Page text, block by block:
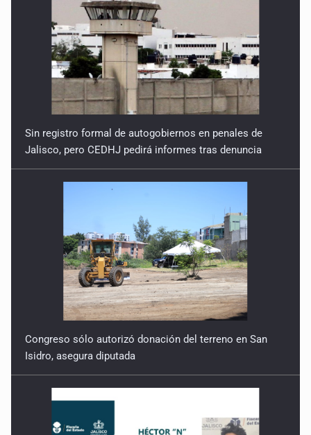
Sin registro formal de autogobiernos en penales de
Jalisco, pero CEDHJ pedirá informes tras denuncia
Congreso sólo autorizó donación del terreno en San
Isidro, asegura diputada